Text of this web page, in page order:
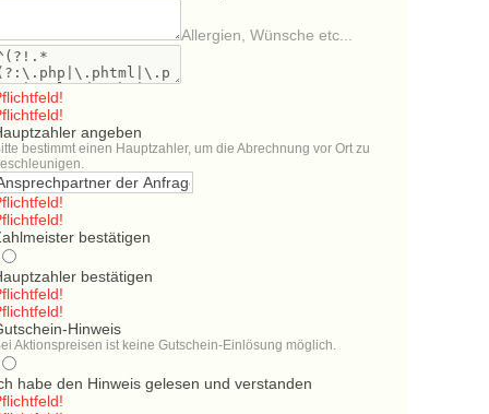
Allergien, Wünsche etc...
angeben
bestimmt einen Hauptzahler, um die Abrechnung vor Ort zu
bestätigen
bestätigen
Hinweis
Aktionspreisen ist keine Gutschein-Einlösung möglich.
habe den Hinweis gelesen und verstanden